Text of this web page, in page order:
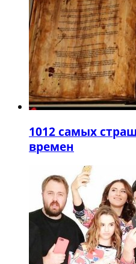
1012 самых
времен